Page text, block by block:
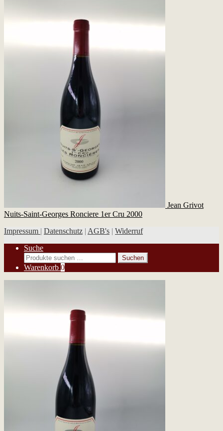
Jean Grivot
Nuits-Saint-Georges Ronciere 1er Cru 2000
Impressum | Datenschutz | AGB's | Widerruf
Suche
Suchen
nach:
Suchen
Warenkorb 0